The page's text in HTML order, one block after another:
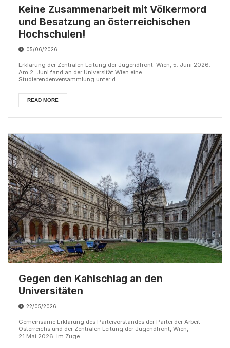
Keine Zusammenarbeit mit Völkermord
und Besatzung an österreichischen
Hochschulen!
05/06/2026
Erklärung der Zentralen Leitung der Jugendfront. Wien, 5. Juni 2026.
Am 2. Juni fand an der Universität Wien eine
Studierendenversammlung unter d...
READ MORE
Gegen den Kahlschlag an den
Universitäten
22/05/2026
Gemeinsame Erklärung des Parteivorstandes der Partei der Arbeit
Österreichs und der Zentralen Leitung der Jugendfront, Wien,
21.Mai.2026. Im Zuge...